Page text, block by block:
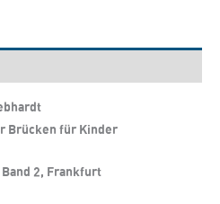
Brücken für Kinder
Band 2, Frankfurt